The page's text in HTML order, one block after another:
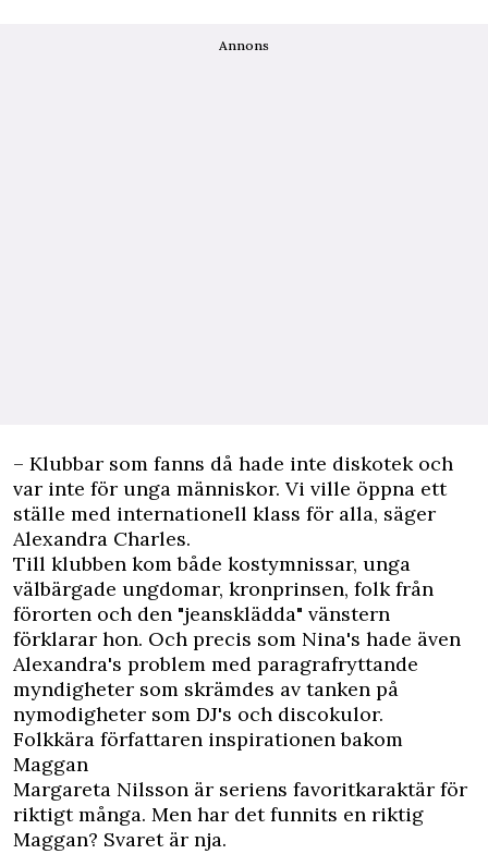
Annons
– Klubbar som fanns då hade inte diskotek och
var inte för unga människor. Vi ville öppna ett
ställe med internationell klass för alla, säger
Alexandra Charles.
Till klubben kom både kostymnissar, unga
välbärgade ungdomar, kronprinsen, folk från
förorten och den "jeansklädda" vänstern
förklarar hon. Och precis som Nina's hade även
Alexandra's problem med paragrafryttande
myndigheter som skrämdes av tanken på
nymodigheter som DJ's och discokulor.
Folkkära författaren inspirationen bakom
Maggan
Margareta Nilsson är seriens favoritkaraktär för
riktigt många. Men har det funnits en riktig
Maggan? Svaret är nja.